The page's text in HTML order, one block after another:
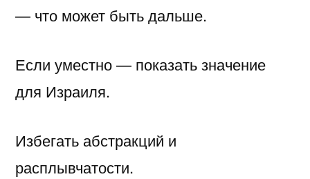
— что может быть дальше.
Если уместно — показать значение
для Израиля.
Избегать абстракций и
расплывчатости.